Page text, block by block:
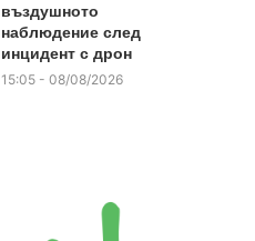
въздушното
наблюдение след
инцидент с дрон
15:05 - 08/08/2026